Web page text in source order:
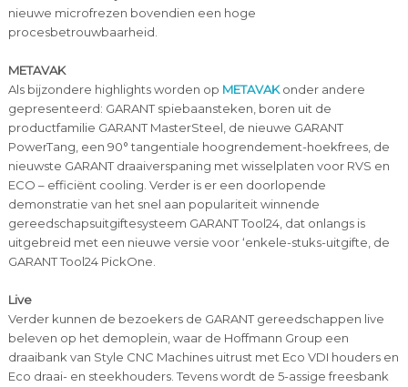
nieuwe microfrezen bovendien een hoge
procesbetrouwbaarheid.
METAVAK
Als bijzondere highlights worden op METAVAKonder andere
gepresenteerd: GARANT spiebaansteken, boren uit de
productfamilie GARANT MasterSteel, de nieuwe GARANT
PowerTang, een 90° tangentiale hoogrendement-hoekfrees, de
nieuwste GARANT draaiverspaning met wisselplaten voor RVS en
ECO – efficiënt cooling. Verder is er een doorlopende
demonstratie van het snel aan populariteit winnende
gereedschapsuitgiftesysteem GARANT Tool24, dat onlangs is
uitgebreid met een nieuwe versie voor ‘enkele-stuks-uitgifte, de
GARANT Tool24 PickOne.
Live
Verder kunnen de bezoekers de GARANT gereedschappen live
beleven op het demoplein, waar de Hoffmann Group een
draaibank van Style CNC Machines uitrust met Eco VDI houders en
Eco draai- en steekhouders. Tevens wordt de 5-assige freesbank